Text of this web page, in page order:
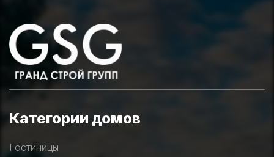
Категории домов
Гостиницы